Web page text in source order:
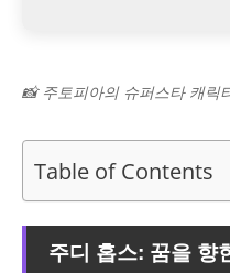
📸 주토피아의 슈퍼스타 캐릭
Table of Contents
주디 홉스: 꿈을 향